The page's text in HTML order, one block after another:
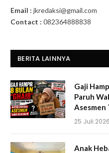
Email : jkredaksi@gmail.com
Contact : 082364888838
BERITA LAINNYA
Gaji
Paruh
Asesmen
25 Juli 2026
Anak